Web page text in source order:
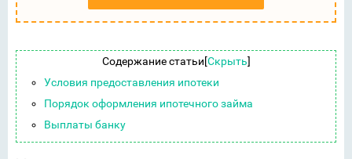
Содержание статьи[Скрыть]
Условия предоставления ипотеки
Порядок оформления ипотечного займа
Выплаты банку